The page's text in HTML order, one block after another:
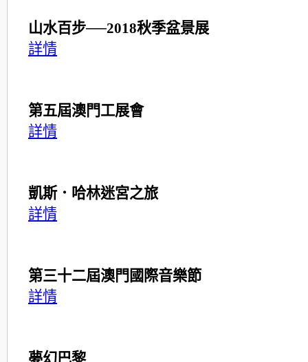
山水百步──2018秋季盆景展
詳情
第五屆澳門工展會
詳情
凱斯．哈林迷宮之旅
詳情
第三十二屆澳門國際音樂節
詳情
夢幻巴黎